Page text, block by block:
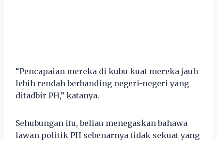
“Pencapaian mereka di kubu kuat mereka jauh
lebih rendah berbanding negeri-negeri yang
ditadbir PH,” katanya.
Sehubungan itu, beliau menegaskan bahawa
lawan politik PH sebenarnya tidak sekuat yang